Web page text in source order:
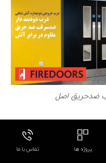
مشاوره با مهندسین
تماس مشاوره و فروش
پروژه ها تماس با ما